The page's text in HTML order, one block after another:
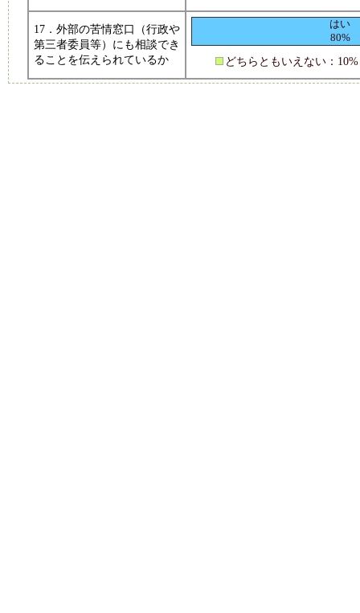
17．外部の苦情窓口（行政や
第三者委員等）にも相談でき
ることを伝えられているか
はい
80%
どちらともいえない：